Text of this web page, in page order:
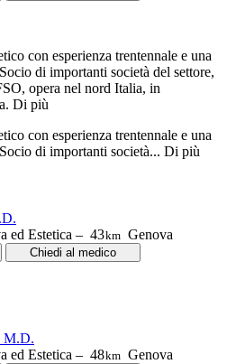
con esperienza trentennale e una
di importanti società del settore,
opera nel nord Italia, in
Di più
con esperienza trentennale e una
di importanti società... Di più
ed Estetica – 43km Genova
Chiedi al medico
M.D.
ed Estetica – 48km Genova